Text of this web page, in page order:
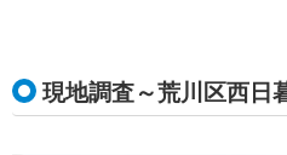
現地調査～荒川区西日